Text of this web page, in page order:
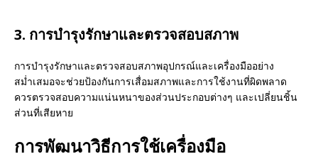
3. การบำรุงรักษาและตรวจสอบสภาพ
การบำรุงรักษาและตรวจสอบสภาพอุปกรณ์และเครื่องมืออย่าง
สม่ำเสมอจะช่วยป้องกันการเสื่อมสภาพและการใช้งานที่ผิดพลาด
ควรตรวจสอบความแน่นหนาของส่วนประกอบต่างๆ และเปลี่ยนชิ้น
ส่วนที่เสียหาย
การพัฒนาวิธีการใช้เครื่องมือ